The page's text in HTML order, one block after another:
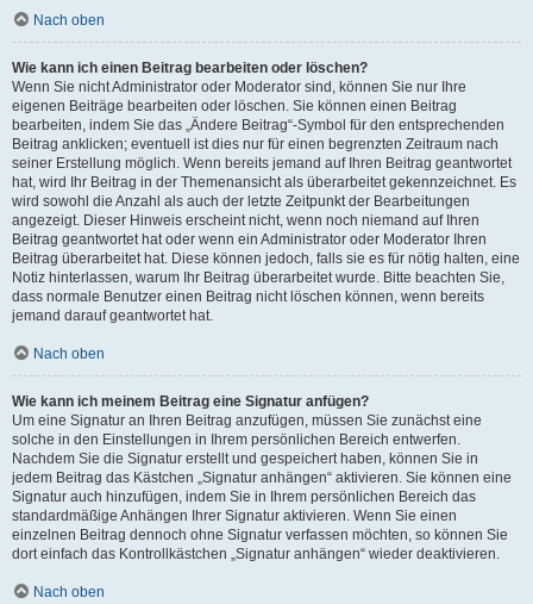
Nach oben
Wie kann ich einen Beitrag bearbeiten oder löschen?
Wenn Sie nicht Administrator oder Moderator sind, können Sie nur Ihre
eigenen Beiträge bearbeiten oder löschen. Sie können einen Beitrag
bearbeiten, indem Sie das „Ändere Beitrag“-Symbol für den entsprechenden
Beitrag anklicken; eventuell ist dies nur für einen begrenzten Zeitraum nach
seiner Erstellung möglich. Wenn bereits jemand auf Ihren Beitrag geantwortet
hat, wird Ihr Beitrag in der Themenansicht als überarbeitet gekennzeichnet. Es
wird sowohl die Anzahl als auch der letzte Zeitpunkt der Bearbeitungen
angezeigt. Dieser Hinweis erscheint nicht, wenn noch niemand auf Ihren
Beitrag geantwortet hat oder wenn ein Administrator oder Moderator Ihren
Beitrag überarbeitet hat. Diese können jedoch, falls sie es für nötig halten, eine
Notiz hinterlassen, warum Ihr Beitrag überarbeitet wurde. Bitte beachten Sie,
dass normale Benutzer einen Beitrag nicht löschen können, wenn bereits
jemand darauf geantwortet hat.
Nach oben
Wie kann ich meinem Beitrag eine Signatur anfügen?
Um eine Signatur an Ihren Beitrag anzufügen, müssen Sie zunächst eine
solche in den Einstellungen in Ihrem persönlichen Bereich entwerfen.
Nachdem Sie die Signatur erstellt und gespeichert haben, können Sie in
jedem Beitrag das Kästchen „Signatur anhängen“ aktivieren. Sie können eine
Signatur auch hinzufügen, indem Sie in Ihrem persönlichen Bereich das
standardmäßige Anhängen Ihrer Signatur aktivieren. Wenn Sie einen
einzelnen Beitrag dennoch ohne Signatur verfassen möchten, so können Sie
dort einfach das Kontrollkästchen „Signatur anhängen“ wieder deaktivieren.
Nach oben